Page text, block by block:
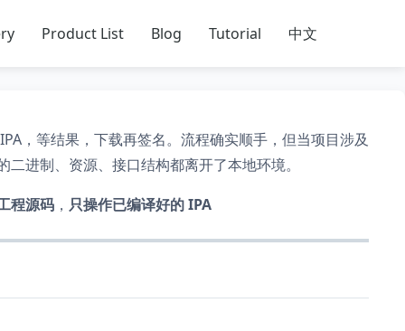
Product List Blog Tutorial 中文
，等结果，下载再签名。流程确实顺手，但当项目涉及
进制、资源、接口结构都离开了本地环境。
程源码 ， 只操作已编译好的 IPA